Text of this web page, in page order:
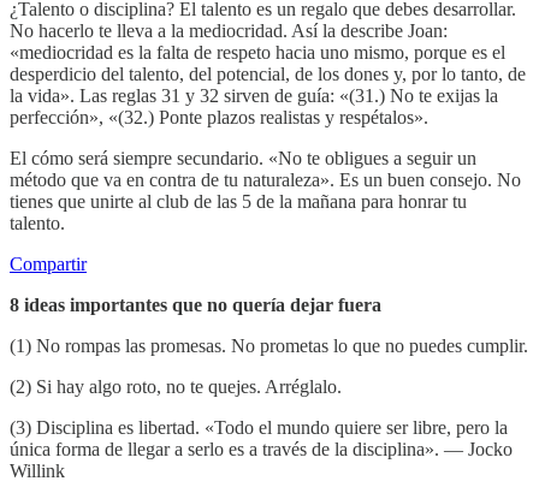
¿Talento o disciplina? El talento es un regalo que debes desarrollar.
No hacerlo te lleva a la mediocridad. Así la describe Joan:
«mediocridad es la falta de respeto hacia uno mismo, porque es el
desperdicio del talento, del potencial, de los dones y, por lo tanto, de
la vida». Las reglas 31 y 32 sirven de guía: «(31.) No te exijas la
perfección», «(32.) Ponte plazos realistas y respétalos».
El cómo será siempre secundario. «No te obligues a seguir un
método que va en contra de tu naturaleza». Es un buen consejo. No
tienes que unirte al club de las 5 de la mañana para honrar tu
talento.
Compartir
8 ideas importantes que no quería dejar fuera
(1) No rompas las promesas. No prometas lo que no puedes cumplir.
(2) Si hay algo roto, no te quejes. Arréglalo.
(3) Disciplina es libertad. «Todo el mundo quiere ser libre, pero la
única forma de llegar a serlo es a través de la disciplina». — Jocko
Willink